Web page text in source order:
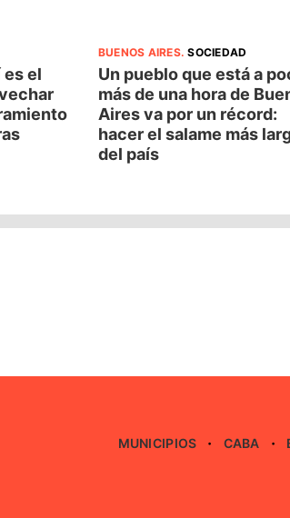
es el
BUENOS AIRES.SOCIEDAD
Un pueblo que está a
más de una hora de
Aires va por un récord:
hacer el salame más
del país
MUNICIPIOS CABA